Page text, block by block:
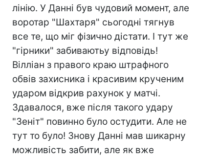
лінію. У Данні був чудовий момент, але
воротар "Шахтаря" сьогодні тягнув
все те, що міг фізично дістати. І тут же
"гірники" забиваютьу відповідь!
Вілліан з правого краю штрафного
обвів захисника і красивим крученим
ударом відкрив рахунок у матчі.
Здавалося, вже після такого удару
"Зеніт" повинно було остудити. Але не
тут то було! Знову Данні мав шикарну
можливість забити, але як вже